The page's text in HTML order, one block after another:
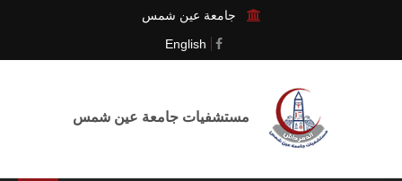
جامعة عين شمس
English